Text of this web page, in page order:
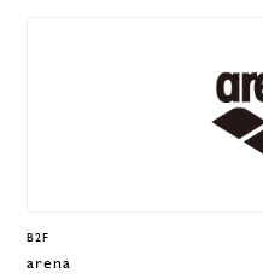
B2F
arena